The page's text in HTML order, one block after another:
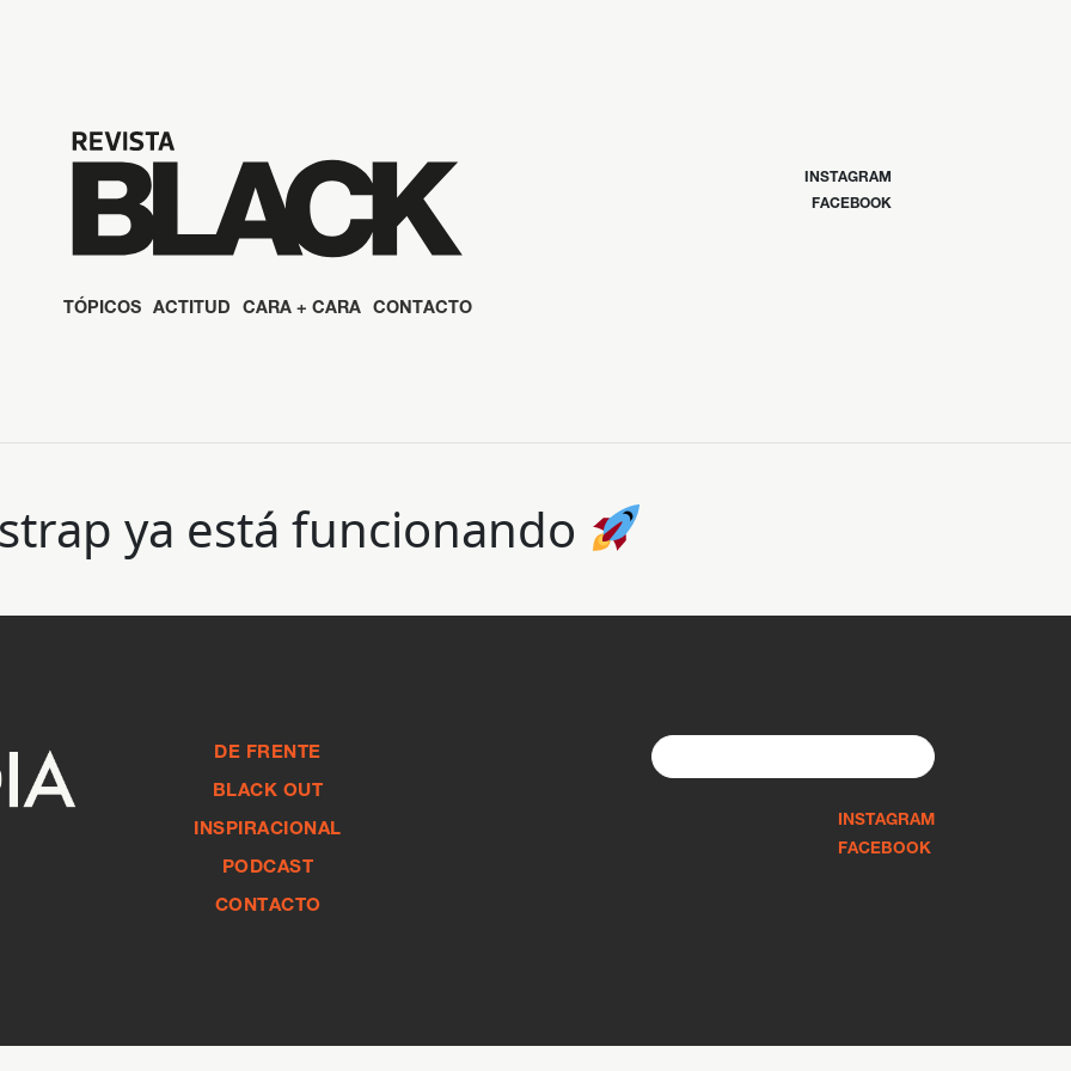
INSTAGRAM
FACEBOOK
TÓPICOS ACTITUD CARA + CARA CONTACTO
ya está funcionando
DE FRENTE
BLACK OUT
INSPIRACIONAL
PODCAST
CONTACTO
for:
INSTAGRAM
FACEBOOK